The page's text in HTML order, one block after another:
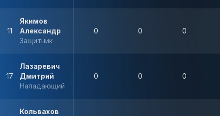
11
Якимов
Александр
Защитник
0 0 0
17
Лазаревич
Дмитрий
Нападающий
0 0 0
Кольвахов